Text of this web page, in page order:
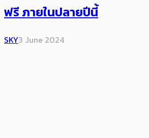
ฟรี ภายในปลายปีนี้
SKY3 June 2024